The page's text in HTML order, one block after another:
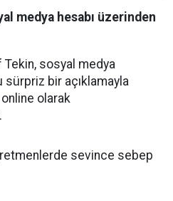
medya hesabı üzerinden
sosyal medya
sürpriz bir açıklamayla
olarak
sevince sebep